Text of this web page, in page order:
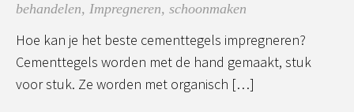
behandelen, Impregneren, schoonmaken
Hoe kan je het beste cementtegels impregneren?
Cementtegels worden met de hand gemaakt, stuk
voor stuk. Ze worden met organisch […]